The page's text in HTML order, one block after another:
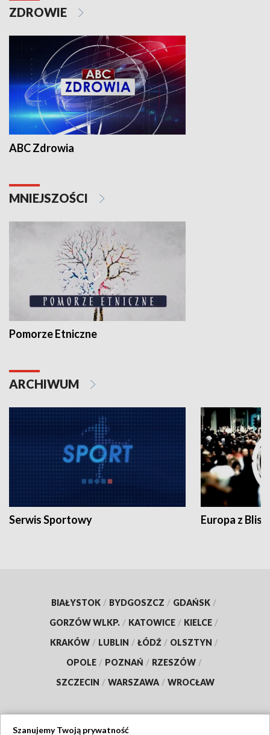
ZDROWIE
ABC Zdrowia
MNIEJSZOŚCI
Pomorze Etniczne
ARCHIWUM
Serwis Sportowy Europa z
BIAŁYSTOK / BYDGOSZCZ / GDAŃSK /
GORZÓW WLKP. / KATOWICE / KIELCE /
KRAKÓW / LUBLIN / ŁÓDŹ / OLSZTYN /
OPOLE / POZNAŃ / RZESZÓW /
SZCZECIN / WARSZAWA / WROCŁAW
Szanujemy Twoją prywatność